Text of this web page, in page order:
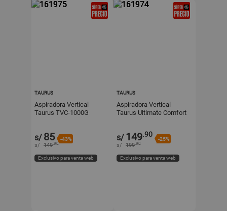
TAURUS
Aspiradora Vertical
Taurus TVC-1000G
s/ 85 -43%
s/ 149.90
Exclusivo para venta web
TAURUS
Aspiradora Vertical
Taurus Ultimate Comfort
s/ 149.90
-25%
s/ 199.90
Exclusivo para venta web